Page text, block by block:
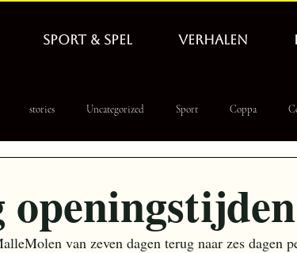
SPORT & SPEL VERHALEN
stories Uncategorized Sport Coppa
openingstijden
van zeven dagen terug naar zes dagen